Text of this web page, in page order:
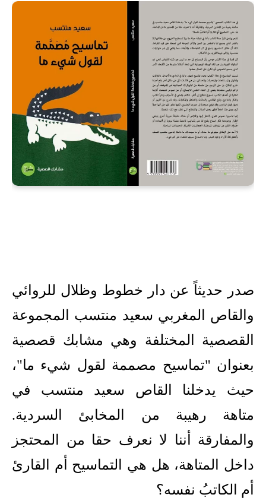
صدر حديثاً عن دار خطوط وظلال للروائي
والقاص المغربي سعيد منتسب المجموعة
القصصية المختلفة وهي مشابك قصصية
بعنوان "تماسيح مصممة لقول شيء ما"،
حيث يدخلنا القاص سعيد منتسب في
متاهة رهيبة من المخابئ السردية.
والمفارقة أننا لا نعرف حقا من المحتجز
داخل المتاهة، هل هي التماسيح أم القارئ
أم الكاتبُ نفسه؟